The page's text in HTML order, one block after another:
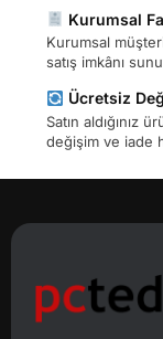
Kurumsal
Kurumsal
satış imkânı
Ücretsiz
Satın
değişim ve iade